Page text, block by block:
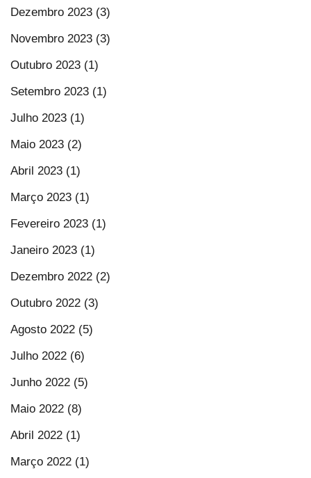
Dezembro 2023 (3)
Novembro 2023 (3)
Outubro 2023 (1)
Setembro 2023 (1)
Julho 2023 (1)
Maio 2023 (2)
Abril 2023 (1)
Março 2023 (1)
Fevereiro 2023 (1)
Janeiro 2023 (1)
Dezembro 2022 (2)
Outubro 2022 (3)
Agosto 2022 (5)
Julho 2022 (6)
Junho 2022 (5)
Maio 2022 (8)
Abril 2022 (1)
Março 2022 (1)